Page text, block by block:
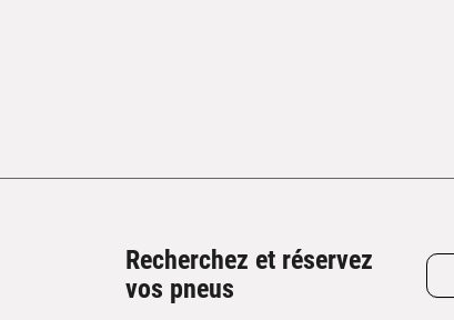
Recherchez et réservez
vos pneus